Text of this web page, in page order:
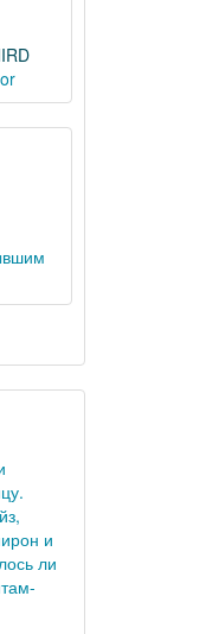
и
ли